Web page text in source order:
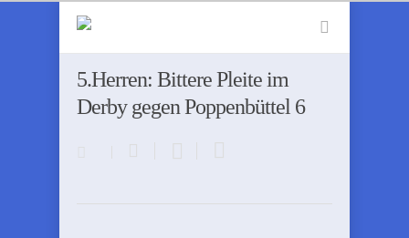
5.Herren: Bittere Pleite im
Derby gegen Poppenbüttel 6